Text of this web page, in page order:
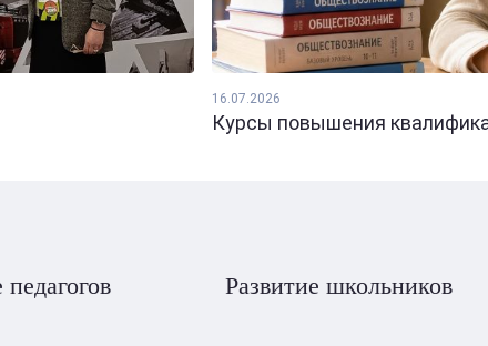
16.07.2026
Курсы повышения
Развитие школьников